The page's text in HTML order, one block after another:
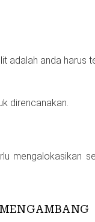
adalah anda harus
direncanakan.
mengalokasikan